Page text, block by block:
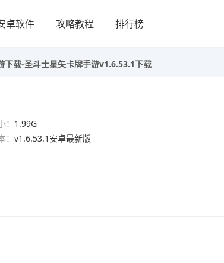
卓软件 攻略教程 排行榜
下载-圣斗士星矢卡牌手游v1.6.53.1下载
： 1.99G
： v1.6.53.1安卓最新版